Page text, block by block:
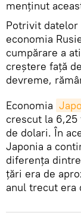
menținut
Potrivit datelor
economia
cumpărare a
creștere față
devreme,
Economia
crescut la
de dolari. În
Japonia a
diferența
țări era de
anul trecut era